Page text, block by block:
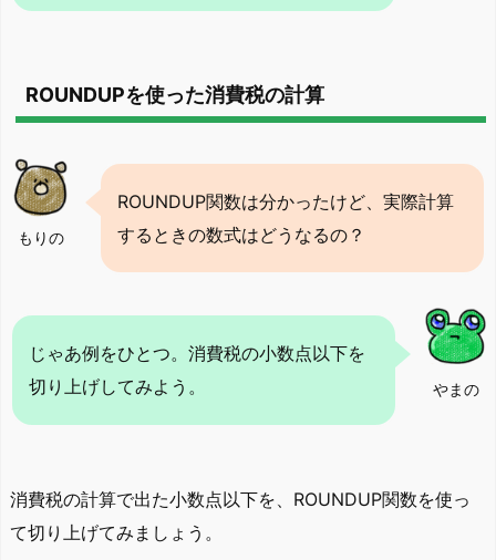
ROUNDUPを使った消費税の計算
もりの
ROUNDUP関数は分かったけど、実際計算
するときの数式はどうなるの？
やまの
じゃあ例をひとつ。消費税の小数点以下を
切り上げしてみよう。
消費税の計算で出た小数点以下を、ROUNDUP関数を使っ
て切り上げてみましょう。